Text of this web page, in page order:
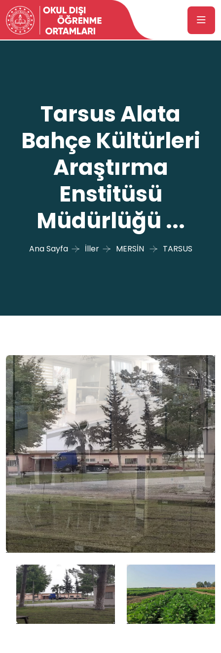
Tarsus Alata
Bahçe Kültürleri
Araştırma
Enstitüsü
Müdürlüğü ...
Ana Sayfa İller MERSİN TARSUS